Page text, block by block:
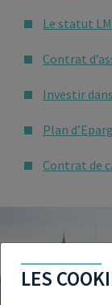
Le statut
Contrat
Investir
Plan
Contrat de
LES